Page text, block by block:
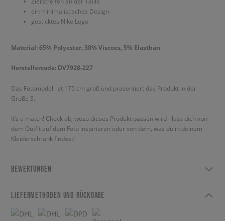
ein minimalistisches Design
gesticktes Nike Logo
Material: 65% Polyester, 30% Viscoes, 5% Elasthan
Herstellercode: DV7928-227
Das Fotomodell ist 175 cm groß und präsentiert das Produkt in der
Größe S.
It’s a match! Check ab, wozu dieses Produkt passen wird - lass dich von
dem Outfit auf dem Foto inspirieren oder von dem, was du in deinem
Kleiderschrank findest!
BEWERTUNGEN
LIEFERMETHODEN UND RÜCKGABE